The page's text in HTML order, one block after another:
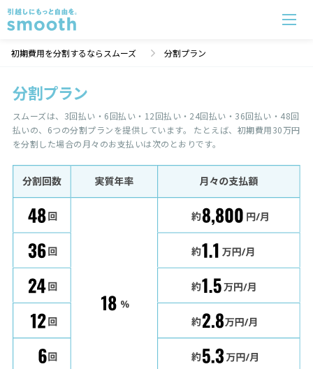
初期費用を分割するならスムーズ 分割プラン
分割プラン
スムーズは、3回払い・6回払い・12回払い・24回払い・36回払い・48回
払いの、6つの分割プランを提供しています。 たとえば、初期費用30万円
を分割した場合の月々のお支払いは次のとおりです。